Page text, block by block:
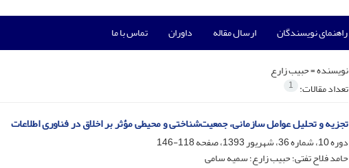
راهنمای نویسندگان ارسال مقاله داوران تماس با ما
نویسنده =حبیب زارع
تعداد مقالات: 1
تجزیه و تحلیل عوامل سازمانی، جمعیت‌شناختی و محیطی مؤثر بر اخلاق در فناوری اطلاعات
دوره 10، شماره 36، شهریور 1393، صفحه
118-146
حامد فلاح تفتی؛ حبیب زارع؛ سمیه سامی